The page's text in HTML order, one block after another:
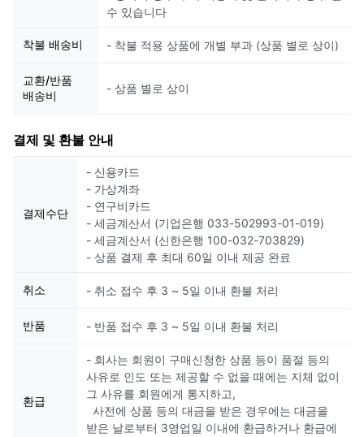
수 있습니다
착불 배송비 - 착불 적용 상품에 개별 부과 (상품 별로 상이)
교환/반품
배송비
- 상품 별로 상이
결제 및 환불 안내
결제수단
- 신용카드
- 가상계좌
- 연구비카드
- 세금계산서 (기업은행 033-502993-01-019)
- 세금계산서 (신한은행 100-032-703829)
- 상품 결제 후 최대 60일 이내 제공 완료
취소 - 취소 접수 후 3 ~ 5일 이내 환불 처리
반품 - 반품 접수 후 3 ~ 5일 이내 환불 처리
환급
- 회사는 회원이 구매신청한 상품 등이 품절 등의
사유로 인도 또는 제공할 수 없을 때에는 지체 없이
그 사유를 회원에게 통지하고,
사전에 상품 등의 대금을 받은 경우에는 대금을
받은 날로부터 3영업일 이내에 환급하거나 환급에